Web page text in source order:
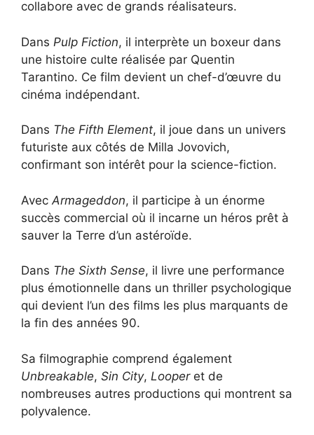
collabore avec de grands réalisateurs.
Dans Pulp Fiction, il interprète un boxeur dans
une histoire culte réalisée par Quentin
Tarantino. Ce film devient un chef-d’œuvre du
cinéma indépendant.
Dans The Fifth Element, il joue dans un univers
futuriste aux côtés de Milla Jovovich,
confirmant son intérêt pour la science-fiction.
Avec Armageddon, il participe à un énorme
succès commercial où il incarne un héros prêt à
sauver la Terre d’un astéroïde.
Dans The Sixth Sense, il livre une performance
plus émotionnelle dans un thriller psychologique
qui devient l’un des films les plus marquants de
la fin des années 90.
Sa filmographie comprend également
Unbreakable, Sin City, Looperet de
nombreuses autres productions qui montrent sa
polyvalence.